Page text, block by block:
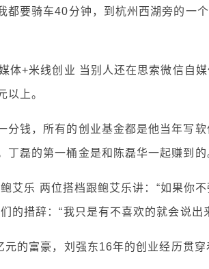
都要骑车40分钟，到杭州西湖旁的一
体+米线创业 当别人还在思索微信自
以上。
分钱，所有的创业基金都是他当年写
磊的第一桶金是和陈磊华一起赚到的
艾乐 两位搭档跟鲍艾乐讲：“如果你
的措辞：“我只是有不喜欢的就会说出
的富豪，刘强东16年的创业经历贯